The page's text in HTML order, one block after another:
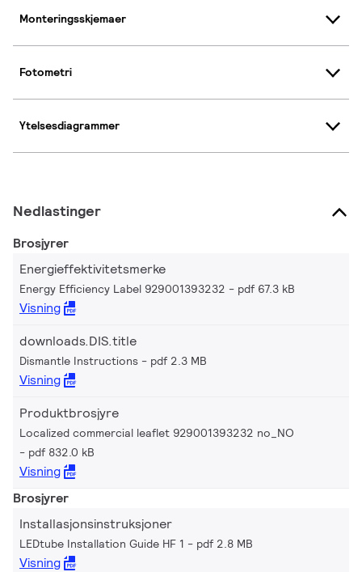
Monteringsskjemaer
Fotometri
Ytelsesdiagrammer
Nedlastinger
Brosjyrer
Energieffektivitetsmerke
Energy Efficiency Label 929001393232 pdf 67.3 kB
Visning
downloads.DIS.title
Dismantle Instructions pdf 2.3 MB
Visning
Produktbrosjyre
Localized commercial leaflet 929001393232 no_NO
pdf 832.0 kB
Visning
Brosjyrer
Installasjonsinstruksjoner
LEDtube Installation Guide HF 1 pdf 2.8 MB
Visning